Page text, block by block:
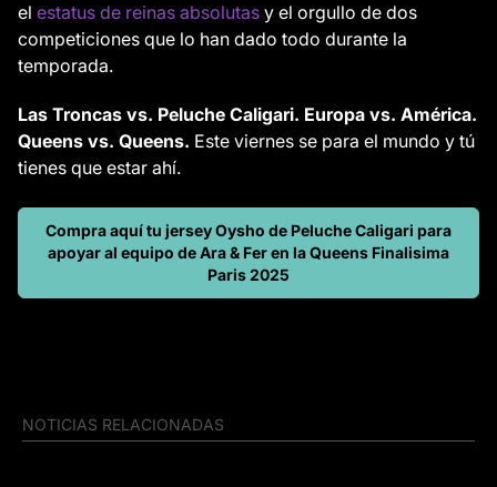
el estatus de reinas absolutas y el orgullo de dos
competiciones que lo han dado todo durante la
temporada.
Las Troncas vs. Peluche Caligari. Europa vs. América.
Queens vs. Queens. Este viernes se para el mundo y tú
tienes que estar ahí.
Compra aquí tu jersey Oysho de Peluche Caligari para
apoyar al equipo de Ara & Fer en la Queens Finalisima
Paris 2025
NOTICIAS RELACIONADAS